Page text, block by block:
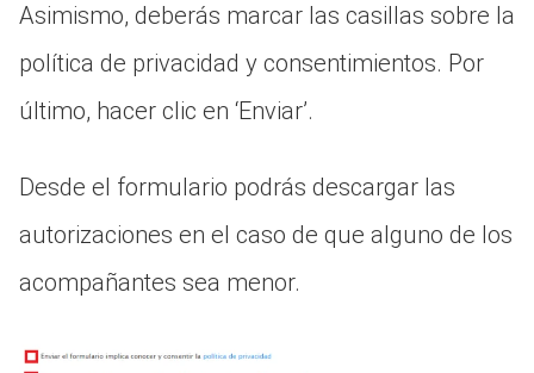
Asimismo, deberás marcar las casillas sobre la
política de privacidad y consentimientos. Por
último, hacer clic en ‘Enviar’.
Desde el formulario podrás descargar las
autorizaciones en el caso de que alguno de los
acompañantes sea menor.